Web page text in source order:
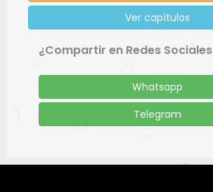
Ver capítulos
¿Compartir en Redes Sociales
Whatsapp
Telegram